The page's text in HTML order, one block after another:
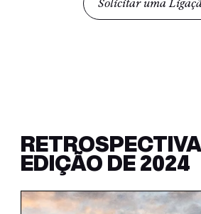
EDIÇÃO DE 2024